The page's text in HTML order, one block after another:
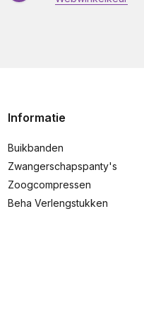
Informatie
Buikbanden
Zwangerschapspanty's
Zoogcompressen
Beha Verlengstukken